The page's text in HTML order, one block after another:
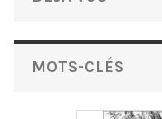
MOTS-CLÉS